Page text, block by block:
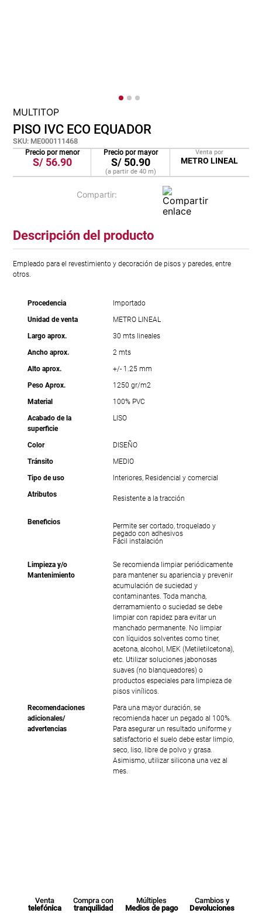
MULTITOP
PISO IVC ECO EQUADOR
SKU: ME000111468
Precio por menor
S/ 56.90
Precio por mayor
S/ 50.90
(a partir de 40 m)
Venta por
METRO LINEAL
Descripción del producto
Empleado para el revestimiento y decoración de pisos y paredes, entre
otros.
Procedencia
Importado
Unidad de venta
METRO LINEAL
Largo aprox.
30 mts lineales
Ancho aprox.
2 mts
Alto aprox.
+/- 1.25 mm
Peso Aprox.
1250 gr/m2
Material
100% PVC
Acabado de la
superficie
LISO
Color
DISEÑO
Tránsito
MEDIO
Tipo de uso
Interiores, Residencial y comercial
Atributos
Resistente a la tracción
Beneficios
Permite ser cortado, troquelado y
pegado con adhesivos
Fácil instalación
Limpieza y/o
Mantenimiento
Se recomienda limpiar periódicamente
para mantener su apariencia y prevenir
acumulación de suciedad y
contaminantes. Toda mancha,
derramamiento o suciedad se debe
limpiar con rapidez para evitar un
manchado permanente. No limpiar
con líquidos solventes como tiner,
acetona, alcohol, MEK (Metiletilcetona),
etc. Utilizar soluciones jabonosas
suaves (no blanqueadores) o
productos especiales para limpieza de
pisos vinílicos.
Recomendaciones
adicionales/
advertencias
Para una mayor duración, se
recomienda hacer un pegado al 100%.
Para asegurar un resultado uniforme y
satisfactorio el suelo debe estar limpio,
seco, liso, libre de polvo y grasa.
Asimismo, utilizar silicona una vez al
mes.
Venta
telefónica
Compra con
tranquilidad
Múltiples
Medios de pago
Cambios y
Devoluciones